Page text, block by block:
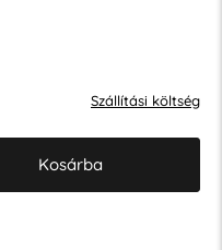
Szállítási költség
Kosárba